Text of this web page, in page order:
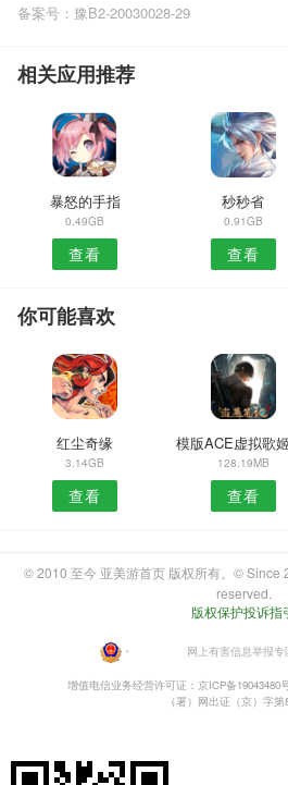
备案号：豫B2-20030028-29
相关应用推荐
暴怒的手指
0.49GB
查看
秒秒省
0.91GB
查看
你可能喜欢
红尘奇缘
3.14GB
查看
128.19MB
查看
© 2010 至今 亚美游首页 版权所有。© Since
reserved.
版权保护投诉指
・ 网上有害信息举报专
增值电信业务经营许可证：京ICP备19043480
（署）网出证（京）字第